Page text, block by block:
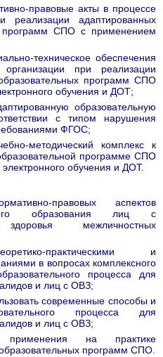
правовые акты в процессе
реализации адаптированных
программ СПО с применением
техническое обеспечения
организации при реализации
программ СПО
обучения и ДОТ;
образовательную
с типом нарушения
ФГОС;
методический комплекс к
программе СПО
обучения и ДОТ.
правовых аспектов
образования лиц с
межличностных
практическими и
в вопросах комплексного
процесса для
и лиц с ОВЗ;
современные способы и
процесса для
и лиц с ОВЗ;
на практике
программ СПО.